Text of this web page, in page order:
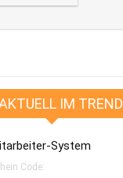
IM TREND
System
Code: